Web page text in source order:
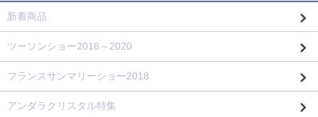
新着商品
ツーソンショー2018～2020
フランスサンマリーショー2018
アンダラクリスタル特集